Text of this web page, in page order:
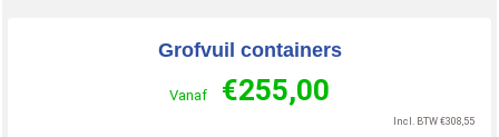
Grofvuil containers
Vanaf €255,00
Incl. BTW €308,55